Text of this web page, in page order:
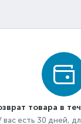
товара в
вас есть 30 дней,